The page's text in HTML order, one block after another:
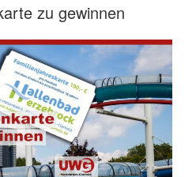
zu gewinnen